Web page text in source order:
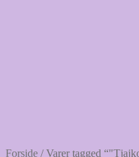
Forside /Varer tagged